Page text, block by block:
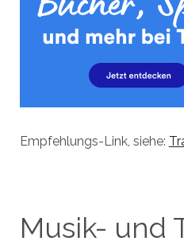
Empfehlungs-Link, siehe:
Musik- und